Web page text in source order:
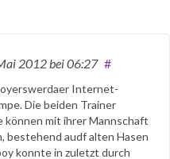
2012bei 06:27 #
Internet-
Die beiden Trainer
können mit ihrer Mannschaft
bestehend audf alten Hasen
konnte in zuletzt durch